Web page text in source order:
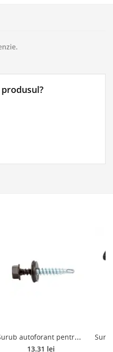
S
urub autoforant pentru tigla metalica, maro RAL 8017, 4.8 x 35 mm, 50 bucati
13.31 lei